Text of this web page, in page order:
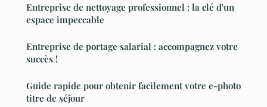
Entreprise de nettoyage professionnel : la clé d'un
espace impeccable
Entreprise de portage salarial : accompagnez votre
succès !
Guide rapide pour obtenir facilement votre e-photo
titre de séjour